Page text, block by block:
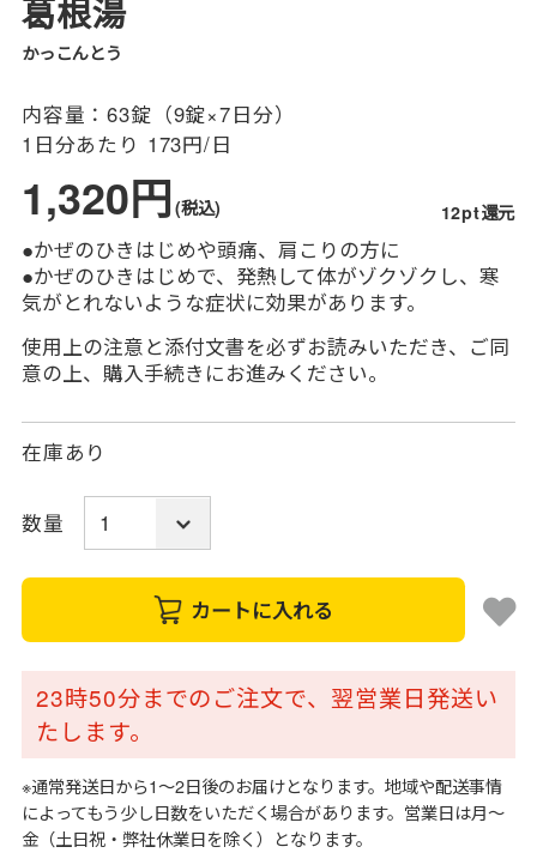
葛根湯
かっこんとう
内容量：63錠（9錠×7日分）
1日分あたり 173円/日
1,320円(税込) 12pt還元
●かぜのひきはじめや頭痛、肩こりの方に
●かぜのひきはじめで、発熱して体がゾクゾクし、寒
気がとれないような症状に効果があります。
使用上の注意と添付文書を必ずお読みいただき、ご同
意の上、購入手続きにお進みください。
在庫あり
数量
カートに入れる
23時50分までのご注文で、翌営業日発送い
たします。
※通常発送日から1～2日後のお届けとなります。地域や配送事情
によってもう少し日数をいただく場合があります。営業日は月～
金（土日祝・弊社休業日を除く）となります。